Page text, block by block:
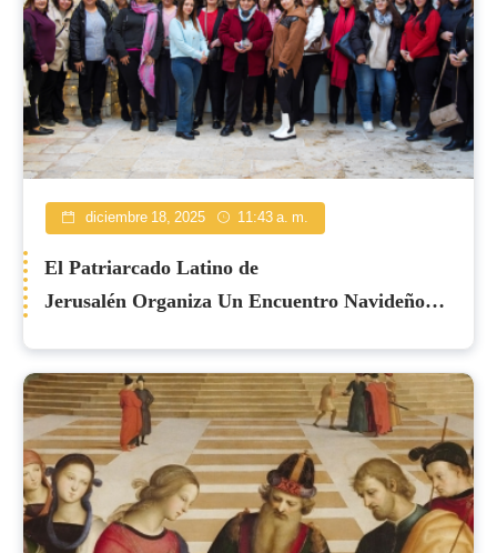
diciembre 18, 2025 11:43 a. m.
El Patriarcado Latino de
Jerusalén Organiza Un Encuentro Navideño